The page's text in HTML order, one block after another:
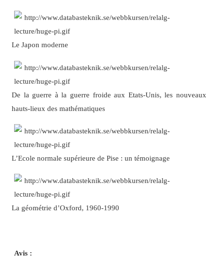
Le Japon moderne
De la guerre à la guerre froide aux Etats-Unis, les nouveaux
hauts-lieux des mathématiques
L’Ecole normale supérieure de Pise : un témoignage
La géométrie d’Oxford, 1960-1990
Avis :